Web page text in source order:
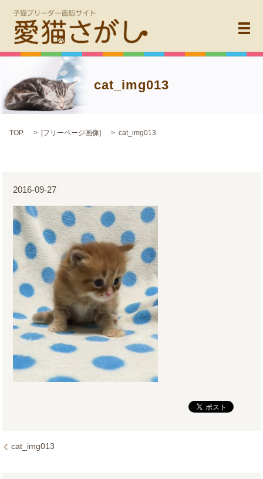
メ
cat_img013
TOP [フリーページ画像] cat_img013
2016-09-27
cat_img013